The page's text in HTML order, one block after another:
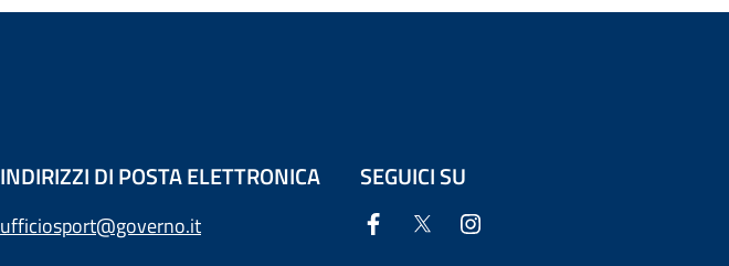
INDIRIZZI DI POSTA ELETTRONICA
ufficiosport@governo.it
SEGUICI SU